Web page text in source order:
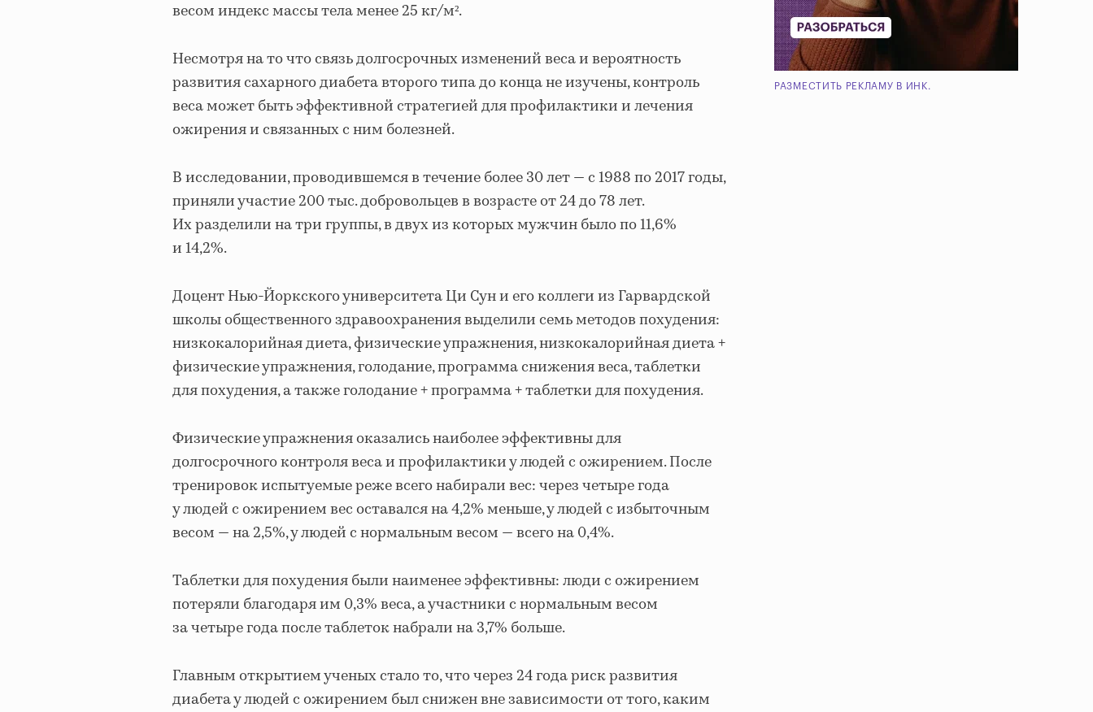
весом индекс массы тела менее 25 кг/м².
Несмотря на то что связь долгосрочных изменений веса и вероятность
развития сахарного диабета второго типа до конца не изучены, контроль
веса может быть эффективной стратегией для профилактики и лечения
ожирения и связанных с ним болезней.
В исследовании, проводившемся в течение более 30 лет — с 1988 по 2017 годы,
приняли участие 200 тыс. добровольцев в возрасте от 24 до 78 лет.
Их разделили на три группы, в двух из которых мужчин было по 11,6%
и 14,2%.
Доцент Нью-Йоркского университета Ци Сун и его коллеги из Гарвардской
школы общественного здравоохранения выделили семь методов похудения:
низкокалорийная диета, физические упражнения, низкокалорийная диета +
физические упражнения, голодание, программа снижения веса, таблетки
для похудения, а также голодание + программа + таблетки для похудения.
Физические упражнения оказались наиболее эффективны для
долгосрочного контроля веса и профилактики у людей с ожирением. После
тренировок испытуемые реже всего набирали вес: через четыре года
у людей с ожирением вес оставался на 4,2% меньше, у людей с избыточным
весом — на 2,5%, у людей с нормальным весом — всего на 0,4%.
Таблетки для похудения были наименее эффективны: люди с ожирением
потеряли благодаря им 0,3% веса, а участники с нормальным весом
за четыре года после таблеток набрали на 3,7% больше.
Главным открытием ученых стало то, что через 24 года риск развития
диабета у людей с ожирением был снижен вне зависимости от того, каким
РАЗМЕСТИТЬ РЕКЛАМУ В ИНК.